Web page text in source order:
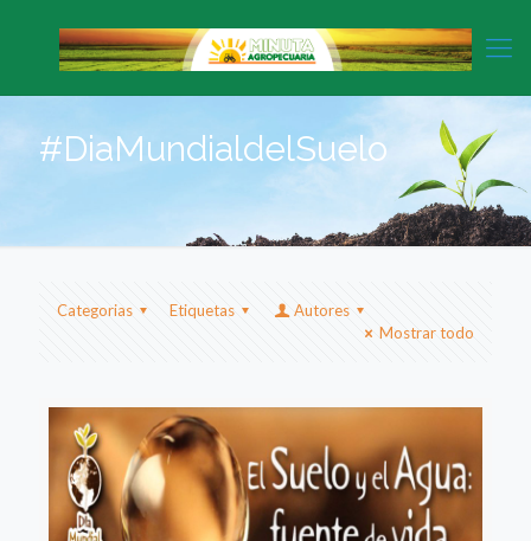
#DiaMundialdelSuelo
Categorias Etiquetas
Autores
Mostrar todo